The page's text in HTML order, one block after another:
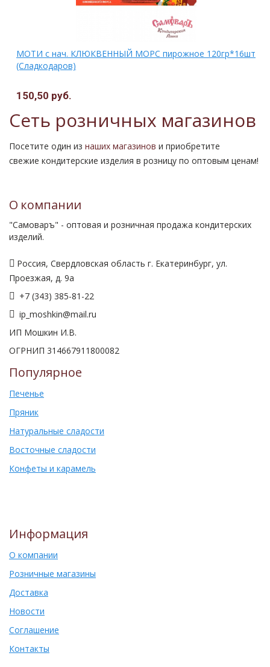
МОТИ с нач. КЛЮКВЕННЫЙ МОРС пирожное 120гр*16шт
(Сладкодаров)
150,50 руб.
Сеть розничных магазинов
Посетите один из наших магазинов и приобретите
свежие кондитерские изделия в розницу по оптовым ценам!
О компании
"Самоваръ" - оптовая и розничная продажа кондитерских
изделий.
Россия, Свердловская область г. Екатеринбург, ул.
Проезжая, д. 9а
+7 (343) 385-81-22
ip_moshkin@mail.ru
ИП Мошкин И.В.
ОГРНИП 314667911800082
Популярное
Печенье
Пряник
Натуральные сладости
Восточные сладости
Конфеты и карамель
Информация
О компании
Розничные магазины
Доставка
Новости
Соглашение
Контакты